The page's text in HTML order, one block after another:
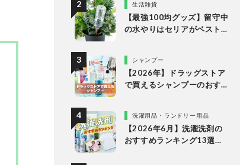
をプロと比較
生活雑貨
【最強100均グッズ】留守中
の水やりはセリアがベスト
シャンプー
【2026年】ドラッグストア
で買えるシャンプーのおす
比較洗濯用品・ランドリー用品
【2026年6月】洗濯洗剤の
おすすめランキング13選。